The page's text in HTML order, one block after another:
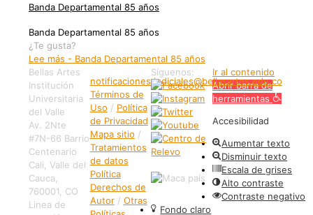
Banda Departamental 85 años
Banda Departamental 85 años
¿Te gusta?
Lee más - Banda Departamental 85 años
Bellas Artes
Institución
Universitaria
del Valle
Av. 2Nte
#7N-66 Barrio
Centenario
Cali, Valle del
Cauca,
760001, CO
Linea de
notificaciones.judiciales@bellasartes.edu.co
Términos de
Uso / Política
de Privacidad
Mapa sitio /
Tratamientos
de datos
Política
Derechos de
Autor/ Otras
Síguenos:
Ir al contenido
Abrir barra de
herramientas
Accesibilidad
Aumentar texto
Disminuir texto
Escala de grises
Alto contraste
Contraste negativo
Fondo claro